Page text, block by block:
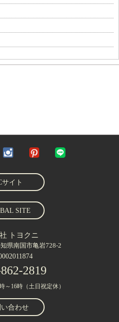
サイト
SITE
トヨクニ
県南国市亀岩728-2
2819
～16時（土日祝定休）
合わせ